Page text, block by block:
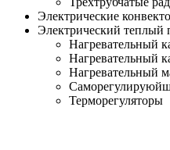
Электрические
Электрический теплый
Нагревательный
Нагревательный
Нагревательный
Терморегуляторы